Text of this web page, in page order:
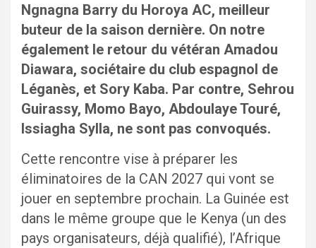
Ngnagna Barry du Horoya AC, meilleur
buteur de la saison dernière. On notre
également le retour du vétéran Amadou
Diawara, sociétaire du club espagnol de
Léganès, et Sory Kaba. Par contre, Sehrou
Guirassy, Momo Bayo, Abdoulaye Touré,
Issiagha Sylla, ne sont pas convoqués.
Cette rencontre vise à préparer les
éliminatoires de la CAN 2027 qui vont se
jouer en septembre prochain. La Guinée est
dans le même groupe que le Kenya (un des
pays organisateurs, déjà qualifié), l’Afrique